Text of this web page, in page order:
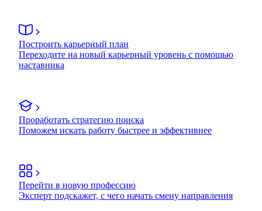
Построить карьерный план
Переходите на новый карьерный уровень с помощью
наставника
Проработать стратегию поиска
Поможем искать работу быстрее и эффективнее
Перейти в новую профессию
Эксперт подскажет, с чего начать смену направления